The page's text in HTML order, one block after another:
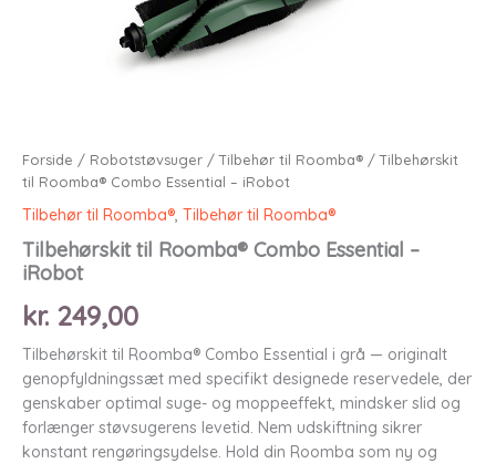
Forside / Robotstøvsuger /Tilbehør til Roomba® / Tilbehørskit
til Roomba® Combo Essential – iRobot
Tilbehør til Roomba®, Tilbehør til Roomba®
Tilbehørskit til Roomba® Combo Essential –
iRobot
kr. 249,00
Tilbehørskit til Roomba® Combo Essential i grå — originalt
genopfyldningssæt med specifikt designede reservedele, der
genskaber optimal suge- og moppeeffekt, mindsker slid og
forlænger støvsugerens levetid. Nem udskiftning sikrer
konstant rengøringsydelse. Hold din Roomba som ny og